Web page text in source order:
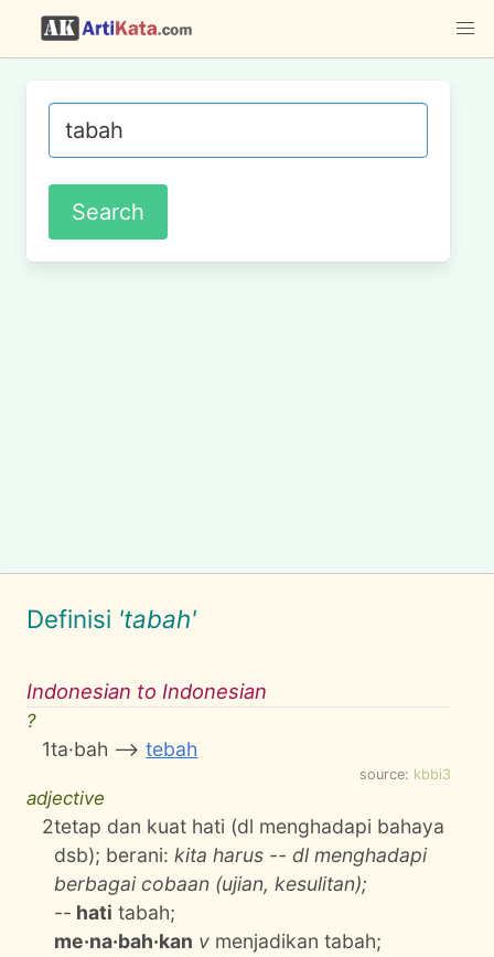
Definisi 'tabah'
Indonesian to Indonesian
?
1ta·bah -->tebah
source: kbbi3
adjective
2tetap dan kuat hati (dl menghadapi bahaya
dsb); berani:kita harus -- dl menghadapi
berbagai cobaan (ujian, kesulitan);
-- hati tabah;
me·na·bah·kan v menjadikan tabah;